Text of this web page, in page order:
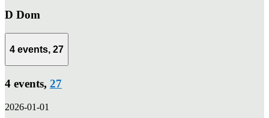
D Dom
4 events, 27
4 events, 27
2026-01-01